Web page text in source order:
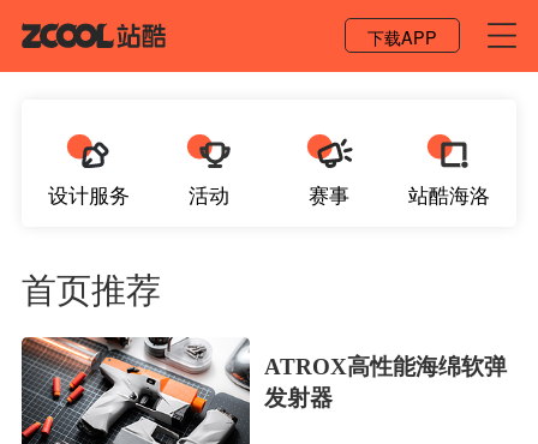
下载APP
设计服务 活动 赛事 站酷海洛
首页推荐
ATROX高性能海绵软弹
发射器